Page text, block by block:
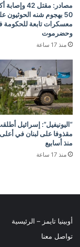
مصادر: مقتل 42
50 بهجوم شنه الحوثيون
معسكرات تابعة
وحضرموت
منذ 17 ساعة
مقذوفا على لبنان في
منذ أسابيع
منذ 17 ساعة
أوبينيا تايمز – الرئيسية
تواصل معنا